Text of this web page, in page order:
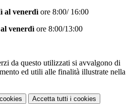
al venerdì ore 8:00/ 16:00
venerdì ore 8:00/13:00
da questo utilizzati si avvalgono di
ed utili alle finalità illustrate nella
Accetta tutti i cookies